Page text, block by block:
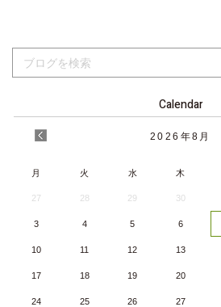
Calendar
2026 年8月
月 火 水 木
27 28 29 30
3 4 5 6
10 11 12 13
17 18 19 20
24 25 26 27